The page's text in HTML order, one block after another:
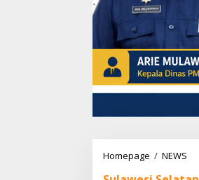
Homepage / NEWS